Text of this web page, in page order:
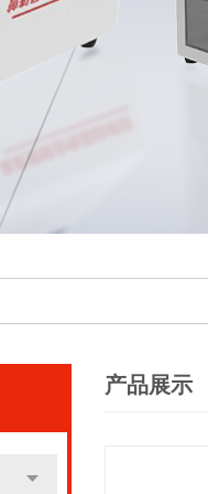
产品展示